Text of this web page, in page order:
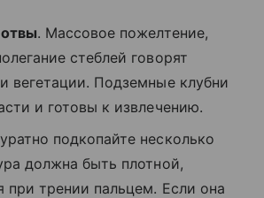
. Массовое пожелтение,
стеблей говорят
вегетации. Подземные клубни
и готовы к извлечению.
подкопайте несколько
должна быть плотной,
при трении пальцем. Если она